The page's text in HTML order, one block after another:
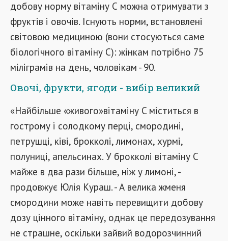
добову норму вітаміну С можна отримувати з
фруктів і овочів. Існують норми, встановлені
світовою медициною (вони стосуються саме
біологічного вітаміну С): жінкам потрібно 75
міліграмів на день, чоловікам - 90.
Овочі, фрукти, ягоди - вибір великий
«Найбільше «живого»вітаміну C міститься в
гострому і солодкому перці, смородині,
петрушці, ківі, брокколі, лимонах, хурмі,
полуниці, апельсинах. У брокколі вітаміну С
майже в два рази більше, ніж у лимоні, -
продовжує Юлія Кураш. - А велика жменя
смородини може навіть перевищити добову
дозу цінного вітаміну, однак це передозування
не страшне, оскільки зайвий водорозчинний